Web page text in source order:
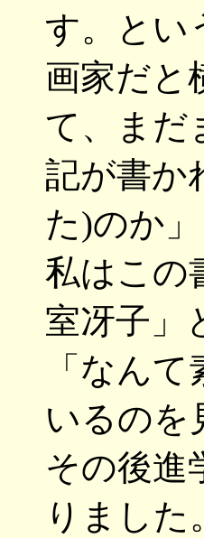
す。とい
画家だと
て、まだ
記が書か
た)のか
私はこの
室冴子」
「なん
いるのを
その後進
りました